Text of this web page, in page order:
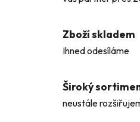
Zboží skladem
Ihned odesíláme
Široký
neustále